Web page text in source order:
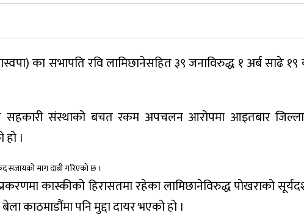
(रास्वपा) का सभापति रवि लामिछानेसहित ३९ जनाविरुद्ध १ अर्ब साढे
सहकारी संस्थाको बचत रकम अपचलन आरोपमा आइतबार
।
सजायकाे माग दाबी गरिएकाे छ ।
कास्कीको हिरासतमा रहेका लामिछानेविरुद्ध पोखराको
काठमाडौंमा पनि मुद्दा दायर भएको हो ।